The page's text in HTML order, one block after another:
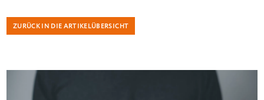
ZURÜCK IN DIE ARTIKELÜBERSICHT